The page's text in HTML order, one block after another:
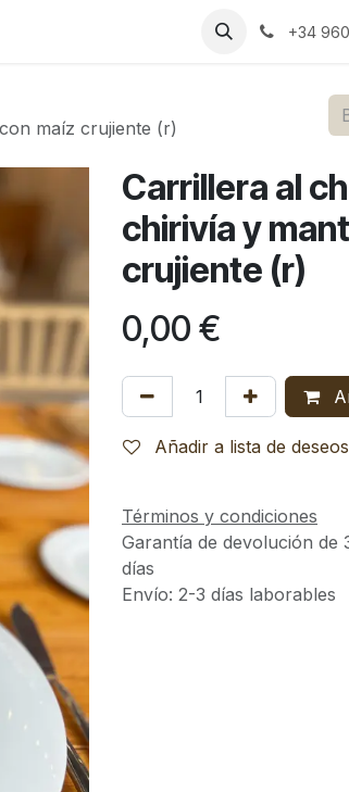
Catering Blog+34
maíz crujiente (r)
Carrillera al
chirivía y
crujiente (r)
0,00 €
Añadir a lista de deseos
Términos y condiciones
Garantía de devolución de
días
Envío: 2-3 días laborables